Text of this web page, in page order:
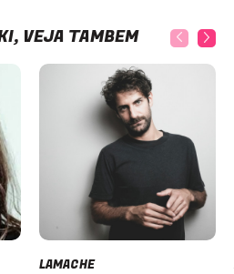
VEJA TAMBÉM
LAMACHE